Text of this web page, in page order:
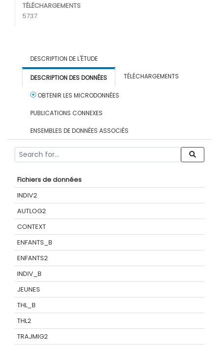
TÉLÉCHARGEMENTS
5737
DESCRIPTION DE L'ÉTUDE
DESCRIPTION DES DONNÉES TÉLÉCHARGEMENTS
OBTENIR LES MICRODONNÉES
PUBLICATIONS CONNEXES
ENSEMBLES DE DONNÉES ASSOCIÉS
Fichiers de données
INDIV2
AUTLOG2
CONTEXT
ENFANTS_B
ENFANTS2
INDIV_B
JEUNES
THL_B
THL2
TRAJMIG2